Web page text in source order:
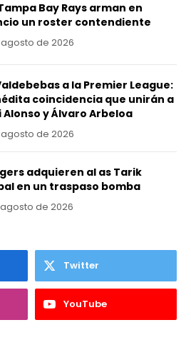
Bay Rays arman en
un roster contendiente
de 2026
a la Premier League:
coincidencia que unirán a
Alonso y Álvaro Arbeloa
de 2026
adquieren al as Tarik
en un traspaso bomba
de 2026
Twitter
YouTube